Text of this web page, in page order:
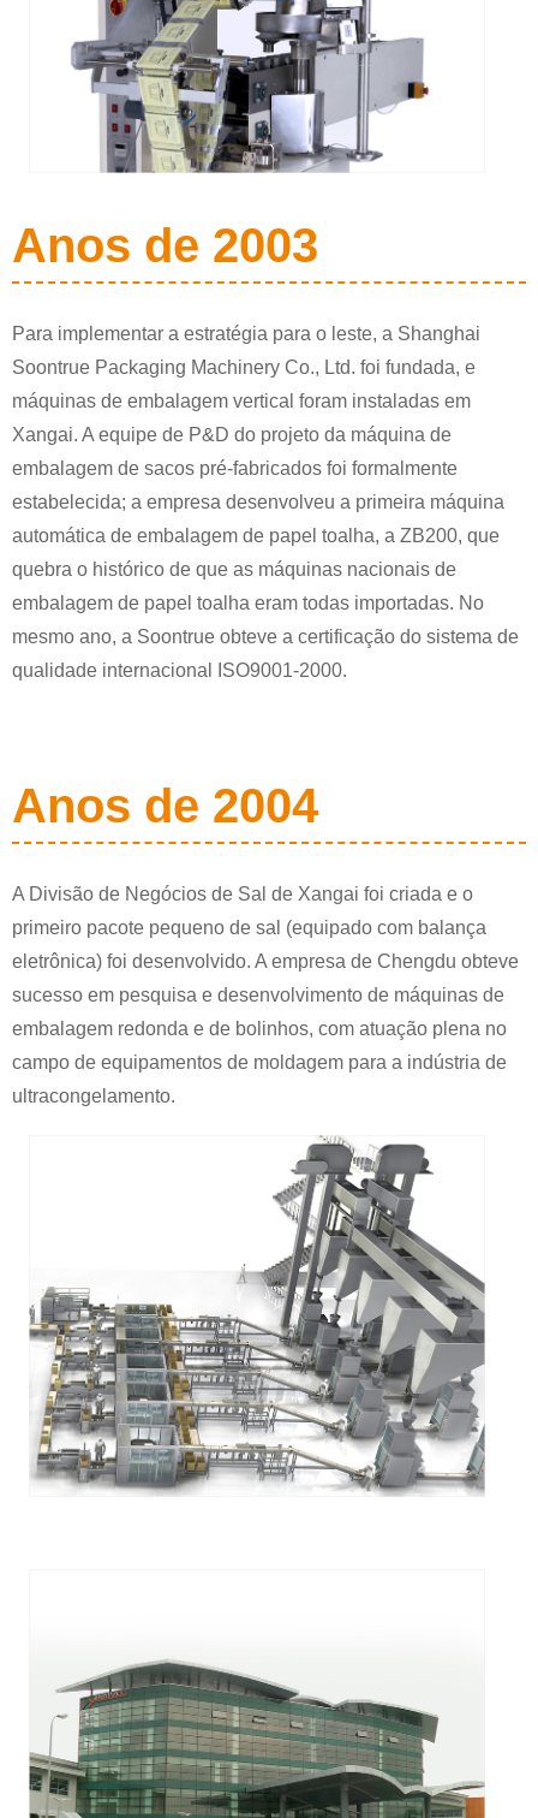
Anos de 2003
Para implementar a estratégia para o leste, a Shanghai
Soontrue Packaging Machinery Co., Ltd. foi fundada, e
máquinas de embalagem vertical foram instaladas em
Xangai. A equipe de P&D do projeto da máquina de
embalagem de sacos pré-fabricados foi formalmente
estabelecida; a empresa desenvolveu a primeira máquina
automática de embalagem de papel toalha, a ZB200, que
quebra o histórico de que as máquinas nacionais de
embalagem de papel toalha eram todas importadas. No
mesmo ano, a Soontrue obteve a certificação do sistema de
qualidade internacional ISO9001-2000.
Anos de 2004
A Divisão de Negócios de Sal de Xangai foi criada e o
primeiro pacote pequeno de sal (equipado com balança
eletrônica) foi desenvolvido. A empresa de Chengdu obteve
sucesso em pesquisa e desenvolvimento de máquinas de
embalagem redonda e de bolinhos, com atuação plena no
campo de equipamentos de moldagem para a indústria de
ultracongelamento.